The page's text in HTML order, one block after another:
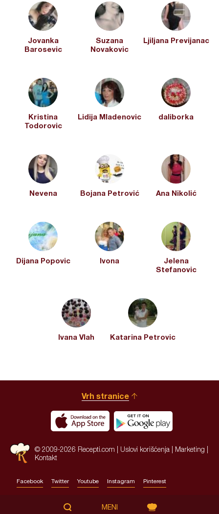
Jovanka
Barosevic
Suzana
Novakovic
Ljiljana Previjanac
Kristina
Todorovic
Lidija Mladenovic daliborka
Nevena Bojana Petrović Ana Nikolić
Dijana Popovic Ivona
Jelena
Stefanovic
Ivana Vlah Katarina Petrovic
Vrh stranice
© 2009-2026 Recepti.com | Uslovi korišćenja Marketing
Kontakt
Facebook Twitter Youtube Instagram Pinterest